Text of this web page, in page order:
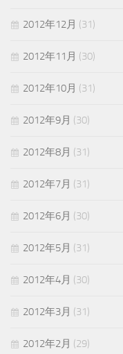
2012年12月 (31)
2012年11月 (30)
2012年10月 (31)
2012年9月 (30)
2012年8月 (31)
2012年7月 (31)
2012年6月 (30)
2012年5月 (31)
2012年4月 (30)
2012年3月 (31)
2012年2月 (29)